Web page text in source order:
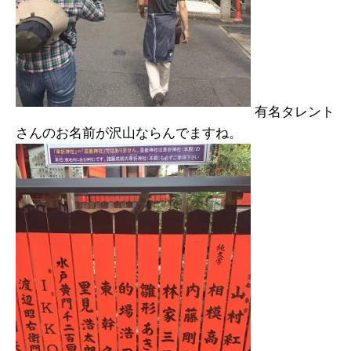
有名タレント
さんのお名前が沢山ならんでますね。